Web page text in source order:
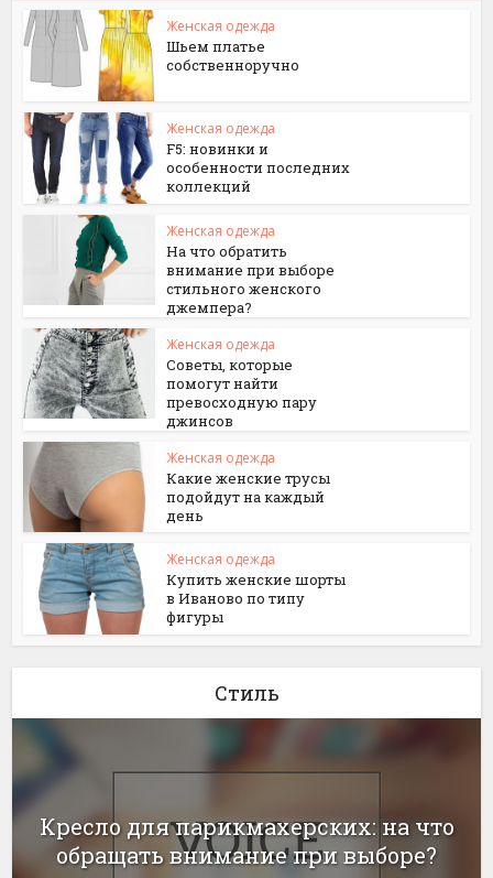
Женская одежда
Шьем платье
собственноручно
Женская одежда
F5: новинки и
особенности последних
коллекций
Женская одежда
На что обратить
внимание при выборе
стильного женского
джемпера?
Женская одежда
Советы, которые
помогут найти
превосходную пару
джинсов
Женская одежда
Какие женские трусы
подойдут на каждый
день
Женская одежда
Купить женские шорты
в Иваново по типу
фигуры
Стиль
Кресло для парикмахерских: на что
обращать внимание при выборе?